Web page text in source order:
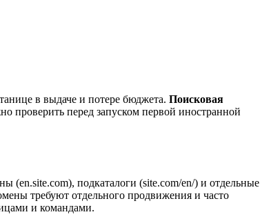
в выдаче и потере бюджета. Поисковая
проверить перед запуском первой иностранной
(en.site.com), подкаталоги (site.com/en/) и отдельные
требуют отдельного продвижения и часто
и командами.